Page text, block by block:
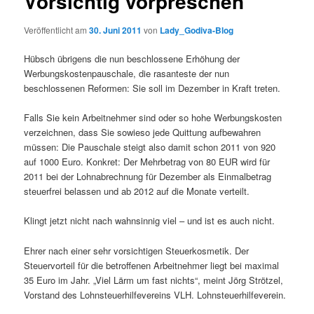
Veröffentlicht am30. Juni 2011 von Lady_Godiva-Blog
Hübsch übrigens die nun beschlossene Erhöhung der
Werbungskostenpauschale, die rasanteste der nun
beschlossenen Reformen: Sie soll im Dezember in Kraft treten.
Falls Sie kein Arbeitnehmer sind oder so hohe Werbungskosten
verzeichnen, dass Sie sowieso jede Quittung aufbewahren
müssen: Die Pauschale steigt also damit schon 2011 von 920
auf 1000 Euro. Konkret: Der Mehrbetrag von 80 EUR wird für
2011 bei der Lohnabrechnung für Dezember als Einmalbetrag
steuerfrei belassen und ab 2012 auf die Monate verteilt.
Klingt jetzt nicht nach wahnsinnig viel – und ist es auch nicht.
Ehrer nach einer sehr vorsichtigen Steuerkosmetik. Der
Steuervorteil für die betroffenen Arbeitnehmer liegt bei maximal
35 Euro im Jahr. „Viel Lärm um fast nichts“, meint Jörg Strötzel,
Vorstand des Lohnsteuerhilfevereins VLH. Lohnsteuerhilfeverein.